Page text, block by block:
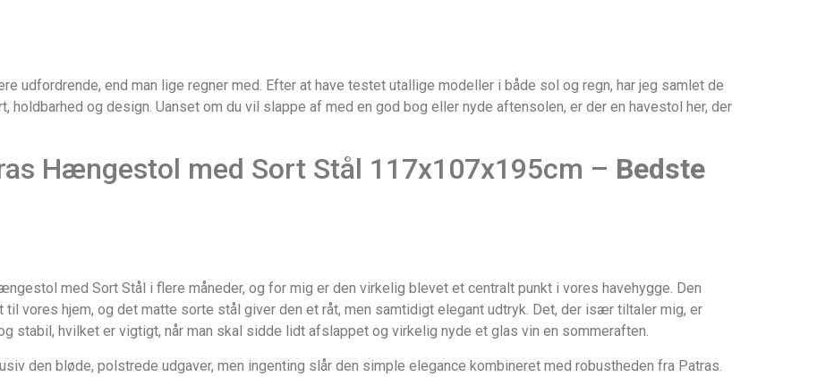
udfordrende, end man lige regner med. Efter at have testet utallige modeller i både sol og regn, har jeg samlet de
holdbarhed og design. Uanset om du vil slappe af med en god bog eller nyde aftensolen, er der en havestol her, der
Hængestol med Sort Stål 117x107x195cm – Bedste
med Sort Stål i flere måneder, og for mig er den virkelig blevet et centralt punkt i vores havehygge. Den
vores hjem, og det matte sorte stål giver den et råt, men samtidigt elegant udtryk. Det, der især tiltaler mig, er
stabil, hvilket er vigtigt, når man skal sidde lidt afslappet og virkelig nyde et glas vin en sommeraften.
den bløde, polstrede udgaver, men ingenting slår den simple elegance kombineret med robustheden fra Patras.